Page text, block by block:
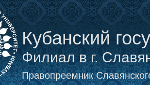
Кубанский
Филиал в г.
Правопреемник